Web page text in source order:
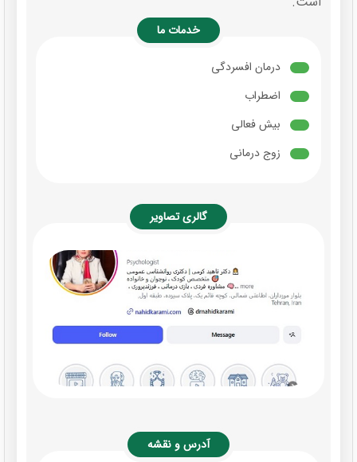
درمان اختلال یادگیری در کودکان ( واحد کاردرمانی )
درمان
خدمات ما
درمان افسردگی
اضطراب
بیش فعالی
زوج درمانی
گالری تصاویر
آدرس و نقشه